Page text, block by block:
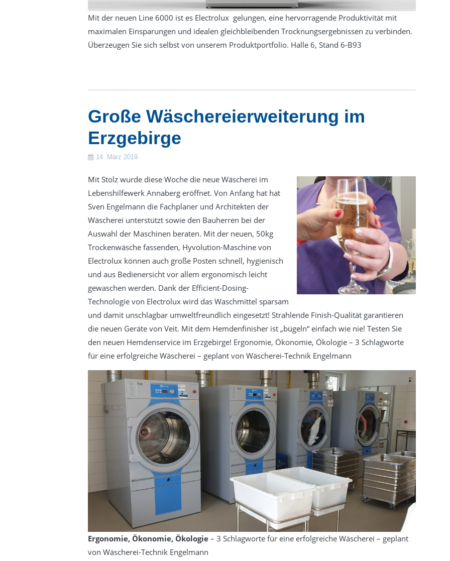
Mit der neuen Line 6000 ist es Electrolux gelungen, eine hervorragende Produktivität mit
maximalen Einsparungen und idealen gleichbleibenden Trocknungsergebnissen zu verbinden.
Überzeugen Sie sich selbst von unserem Produktportfolio. Halle 6, Stand 6-B93
Große Wäschereierweiterung im
Erzgebirge
14. März 2019
Mit Stolz wurde diese Woche die neue Wäscherei im
Lebenshilfewerk Annaberg eröffnet. Von Anfang hat hat
Sven Engelmann die Fachplaner und Architekten der
Wäscherei unterstützt sowie den Bauherren bei der
Auswahl der Maschinen beraten. Mit der neuen, 50kg
Trockenwäsche fassenden, Hyvolution-Maschine von
Electrolux können auch große Posten schnell, hygienisch
und aus Bedienersicht vor allem ergonomisch leicht
gewaschen werden. Dank der Efficient-Dosing-
Technologie von Electrolux wird das Waschmittel sparsam
und damit unschlagbar umweltfreundlich eingesetzt! Strahlende Finish-Qualität garantieren
die neuen Geräte von Veit. Mit dem Hemdenfinisher ist „bügeln“ einfach wie nie! Testen Sie
den neuen Hemdenservice im Erzgebirge! Ergonomie, Ökonomie, Ökologie – 3 Schlagworte
für eine erfolgreiche Wäscherei – geplant von Wäscherei-Technik Engelmann
Ergonomie, Ökonomie, Ökologie – 3 Schlagworte für eine erfolgreiche Wäscherei – geplant
von Wäscherei-Technik Engelmann